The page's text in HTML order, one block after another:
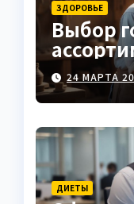
ЗДОРОВЬЕ
Выбор
24 МАРТА
ДИЕТЫ